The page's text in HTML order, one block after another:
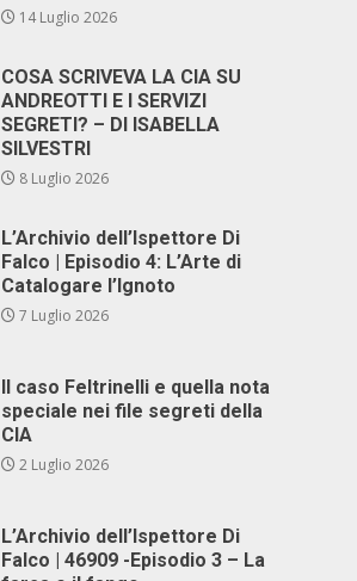
14 Luglio 2026
COSA SCRIVEVA LA CIA SU
ANDREOTTI E I SERVIZI
SEGRETI? – DI ISABELLA
SILVESTRI
8 Luglio 2026
L’Archivio dell’Ispettore Di
Falco | Episodio 4: L’Arte di
Catalogare l’Ignoto
7 Luglio 2026
Il caso Feltrinelli e quella nota
speciale nei file segreti della
CIA
2 Luglio 2026
L’Archivio dell’Ispettore Di
Falco | 46909 -Episodio 3 – La